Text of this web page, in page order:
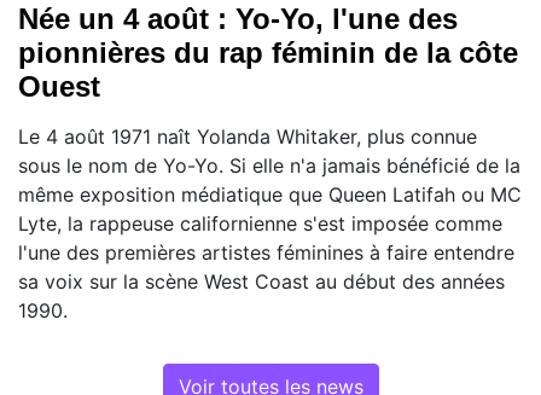
Née un 4 août : Yo-Yo, l'une des
pionnières du rap féminin de la côte
Ouest
Le 4 août 1971 naît Yolanda Whitaker, plus connue
sous le nom de Yo-Yo. Si elle n'a jamais bénéficié de la
même exposition médiatique que Queen Latifah ou MC
Lyte, la rappeuse californienne s'est imposée comme
l'une des premières artistes féminines à faire entendre
sa voix sur la scène West Coast au début des années
1990.
Voir toutes les news